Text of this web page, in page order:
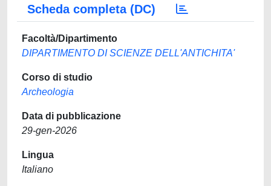
Scheda completa (DC)
Facoltà/Dipartimento
DIPARTIMENTO DI SCIENZE DELL'ANTICHITA'
Corso di studio
Archeologia
Data di pubblicazione
29-gen-2026
Lingua
Italiano